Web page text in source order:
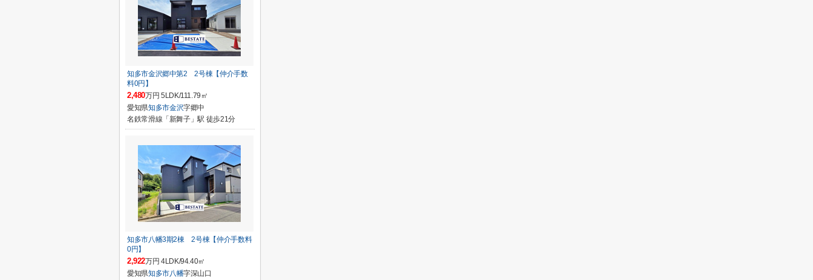
知多市金沢郷中第2 2号棟【仲介手数
料0円】
2,480万円 5LDK/111.79㎡
愛知県知多市金沢字郷中
名鉄常滑線「新舞子」駅 徒歩21分
知多市八幡3期2棟 2号棟【仲介手数料
0円】
2,922万円 4LDK/94.40㎡
愛知県知多市八幡字深山口